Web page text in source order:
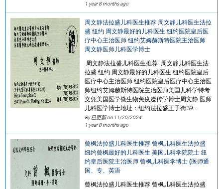
1 year 8 months ago
周文静法拉盛儿科医生推荐 周文静儿科医生法拉
盛 纽约 周文静最好的儿科医生 纽约医院皇后医
疗中心主治医师 纽约艾姆赫斯特医院主治医师
周文静医师儿科医学博士
周文静法拉盛儿科医生推荐 周文静儿科医生法
拉盛 纽约 周文静最好的儿科医生 纽约医院皇后
医疗中心主治医师 纽约医院皇后医疗中心主治医
师纽约艾姆赫斯特医院主治医师美国儿科学特考
文凭美国医学微生物免疫遗传学博士周文静 医师
儿科医学博士地址：纽约法拉盛王子街39-…
By 已更新 on 11/20/2024
1 year 8 months ago
曾枫法拉盛儿科医生推荐 曾枫儿科医生法拉盛
纽约曾枫最好的儿科医生 美国儿科学院院士 纽
约皇后医院主治医师 曾枫儿科医学博士 (医师通
国、专、英语
曾枫法拉盛儿科医生推荐 曾枫儿科医生法拉盛